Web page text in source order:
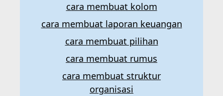
cara membuat kolom
cara membuat laporan keuangan
cara membuat pilihan
cara membuat rumus
cara membuat struktur
organisasi